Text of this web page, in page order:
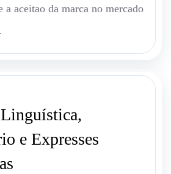
a aceitao da marca no mercado
e Expresses